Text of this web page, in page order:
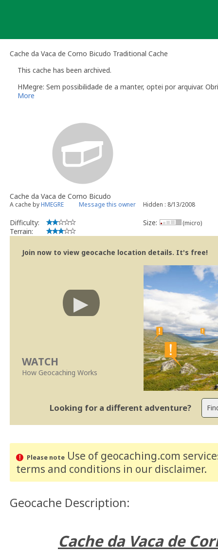
Cache da Vaca de Corno Bicudo Traditional Cache
This cache has been archived.
HMegre: Sem possibilidade de a manter, optei por arquivar.
More
Cache da Vaca de Corno Bicudo
A cache byHMEGRE Message this owner Hidden : 8/13/2008
Difficulty:
Terrain:
Size: (micro)
Join now to view geocache location details. It's free!
WATCH
How Geocaching Works
Looking for a different adventure?
Please noteUse of geocaching.com
terms and conditions in our disclaimer.
Geocache Description:
Cache da Vaca de